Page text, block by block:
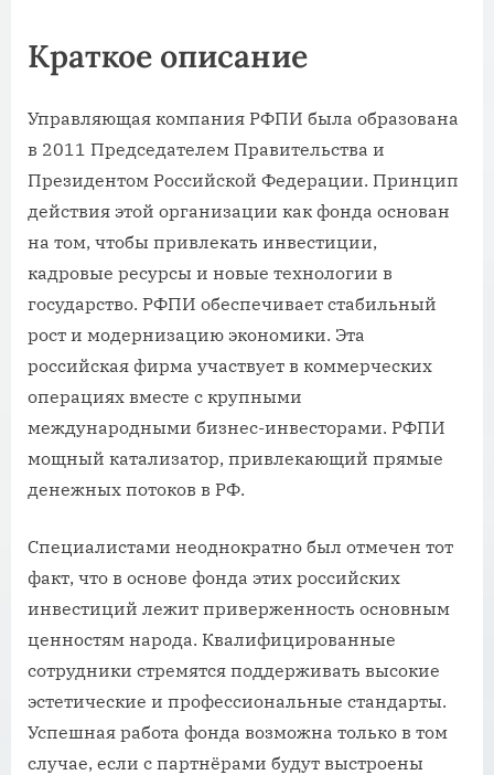
Краткое описание
Управляющая компания РФПИ была образована
в 2011 Председателем Правительства и
Президентом Российской Федерации. Принцип
действия этой организации как фонда основан
на том, чтобы привлекать инвестиции,
кадровые ресурсы и новые технологии в
государство. РФПИ обеспечивает стабильный
рост и модернизацию экономики. Эта
российская фирма участвует в коммерческих
операциях вместе с крупными
международными бизнес-инвесторами. РФПИ
мощный катализатор, привлекающий прямые
денежных потоков в РФ.
Специалистами неоднократно был отмечен тот
факт, что в основе фонда этих российских
инвестиций лежит приверженность основным
ценностям народа. Квалифицированные
сотрудники стремятся поддерживать высокие
эстетические и профессиональные стандарты.
Успешная работа фонда возможна только в том
случае, если с партнёрами будут выстроены